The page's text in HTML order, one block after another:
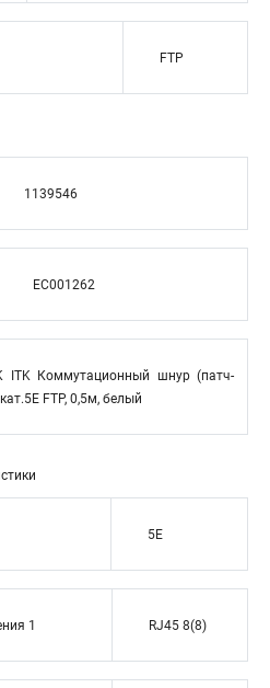
FTP
1139546
EC001262
ITK Коммутационный шнур (патч-
FTP, 0,5м, белый
5E
1 RJ45 8(8)